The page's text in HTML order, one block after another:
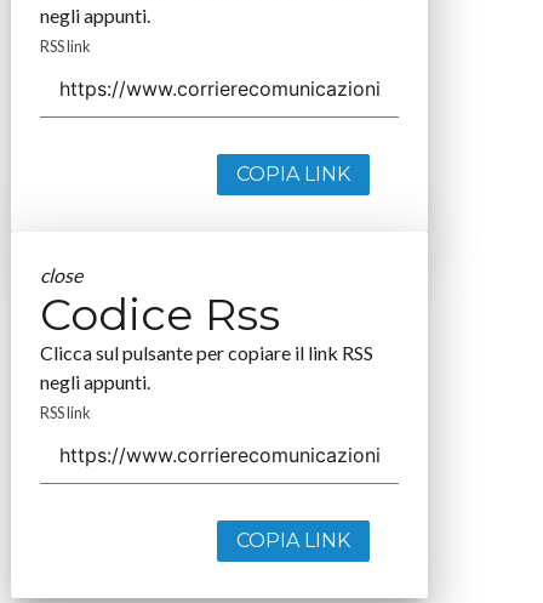
negli appunti.
RSS link
COPIA LINK
close
Codice Rss
Clicca sul pulsante per copiare il link RSS
negli appunti.
RSS link
COPIA LINK